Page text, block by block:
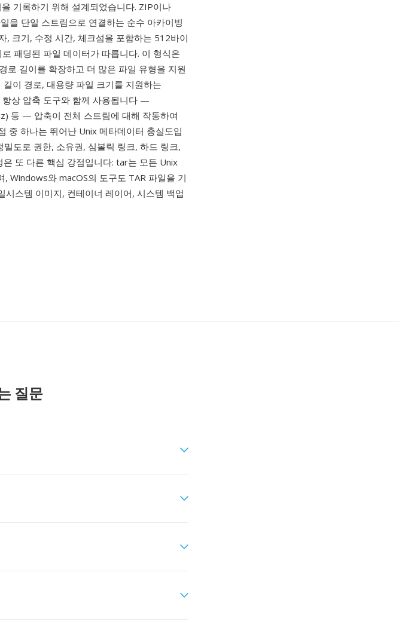
기록하기 위해 설계되었습니다. ZIP이나
을 단일 스트림으로 연결하는 순수 아카이빙
크기, 수정 시간, 체크섬을 포함하는 512바이
패딩된 파일 데이터가 따릅니다. 이 형식은
로 길이를 확장하고 더 많은 파일 유형을 지원
이 경로, 대용량 파일 크기를 지원하는
상 압축 도구와 함께 사용됩니다 —
등 — 압축이 전체 스트림에 대해 작동하여
중 하나는 뛰어난 Unix 메타데이터 충실도입
도로 권한, 소유권, 심볼릭 링크, 하드 링크,
또 다른 핵심 강점입니다: tar는 모든 Unix
, Windows와 macOS의 도구도 TAR 파일을 기
시스템 이미지, 컨테이너 레이어, 시스템 백업
질문